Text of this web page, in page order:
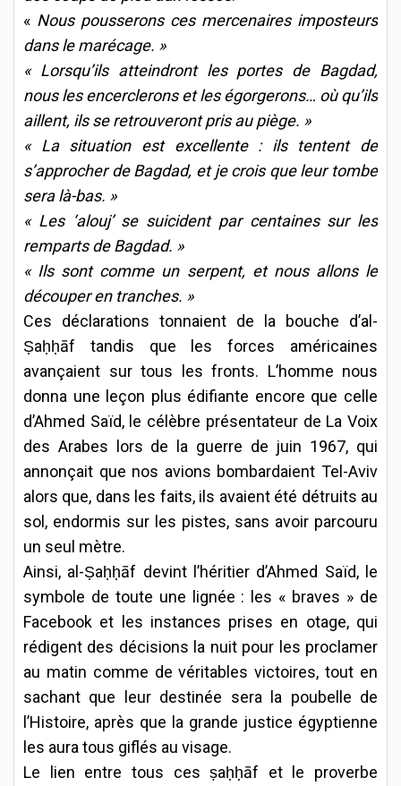
« Nous pousserons ces mercenaires imposteurs
dans le marécage. »
« Lorsqu’ils atteindront les portes de Bagdad,
nous les encerclerons et les égorgerons… où qu’ils
aillent, ils se retrouveront pris au piège. »
« La situation est excellente : ils tentent de
s’approcher de Bagdad, et je crois que leur tombe
sera là-bas. »
« Les ‘alouj’ se suicident par centaines sur les
remparts de Bagdad. »
« Ils sont comme un serpent, et nous allons le
découper en tranches. »
Ces déclarations tonnaient de la bouche d’al-
Ṣaḥḥāf tandis que les forces américaines
avançaient sur tous les fronts. L’homme nous
donna une leçon plus édifiante encore que celle
d’Ahmed Saïd, le célèbre présentateur de La Voix
des Arabes lors de la guerre de juin 1967, qui
annonçait que nos avions bombardaient Tel-Aviv
alors que, dans les faits, ils avaient été détruits au
sol, endormis sur les pistes, sans avoir parcouru
un seul mètre.
Ainsi, al-Ṣaḥḥāf devint l’héritier d’Ahmed Saïd, le
symbole de toute une lignée : les « braves » de
Facebook et les instances prises en otage, qui
rédigent des décisions la nuit pour les proclamer
au matin comme de véritables victoires, tout en
sachant que leur destinée sera la poubelle de
l’Histoire, après que la grande justice égyptienne
les aura tous giflés au visage.
Le lien entre tous ces ṣaḥḥāf et le proverbe